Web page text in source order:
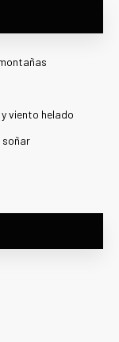
viento helado
soñar